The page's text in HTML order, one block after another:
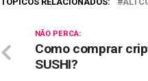
NÃO PERCA:
Como comprar
SUSHI?